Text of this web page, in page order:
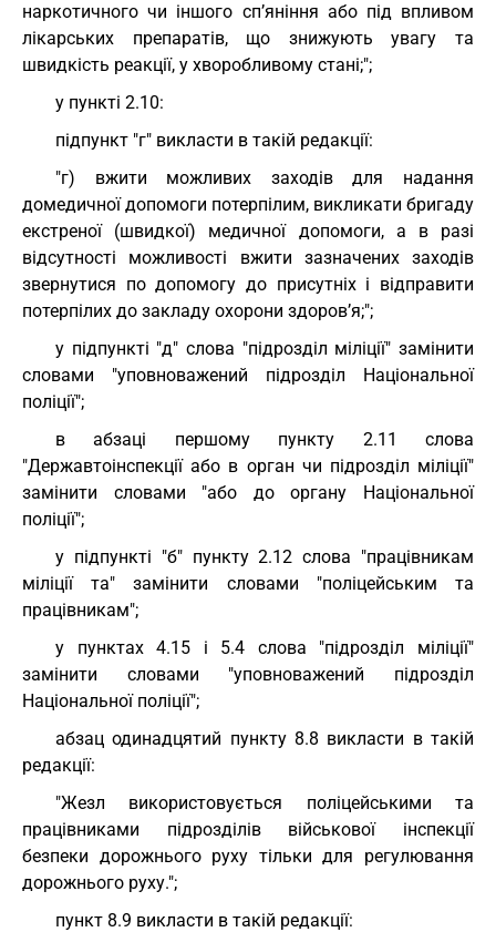
наркотичного чи іншого сп’яніння або під впливом
лікарських препаратів, що знижують увагу та
швидкість реакції, у хворобливому стані;";
у пункті 2.10:
підпункт "г" викласти в такій редакції:
"г) вжити можливих заходів для надання
домедичної допомоги потерпілим, викликати бригаду
екстреної (швидкої) медичної допомоги, а в разі
відсутності можливості вжити зазначених заходів
звернутися по допомогу до присутніх і відправити
потерпілих до закладу охорони здоров’я;";
у підпункті "д" слова "підрозділ міліції" замінити
словами "уповноважений підрозділ Національної
поліції";
в абзаці першому пункту 2.11 слова
"Державтоінспекції або в орган чи підрозділ міліції"
замінити словами "або до органу Національної
поліції";
у підпункті "б" пункту 2.12 слова "працівникам
міліції та" замінити словами "поліцейським та
працівникам";
у пунктах 4.15 і 5.4 слова "підрозділ міліції"
замінити словами "уповноважений підрозділ
Національної поліції";
абзац одинадцятий пункту 8.8 викласти в такій
редакції:
"Жезл використовується поліцейськими та
працівниками підрозділів військової інспекції
безпеки дорожнього руху тільки для регулювання
дорожнього руху.";
пункт 8.9 викласти в такій редакції: